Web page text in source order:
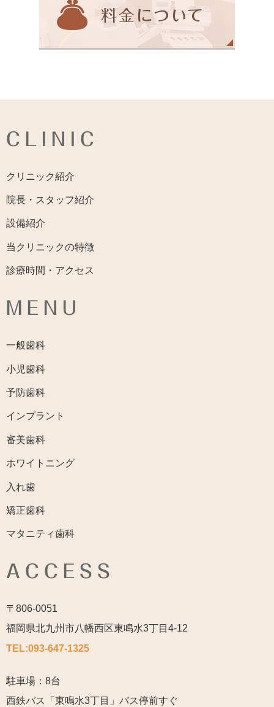
CLINIC
クリニック紹介
院長・スタッフ紹介
設備紹介
当クリニックの特徴
診療時間・アクセス
MENU
一般歯科
小児歯科
予防歯科
インプラント
審美歯科
ホワイトニング
入れ歯
矯正歯科
マタニティ歯科
ACCESS
〒806-0051
福岡県北九州市八幡西区東鳴水3丁目4-12
TEL:093-647-1325
駐車場：8台
西鉄バス「東鳴水3丁目」バス停前すぐ